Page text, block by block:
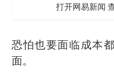
打开网易新闻
恐怕也要面临成本
面。